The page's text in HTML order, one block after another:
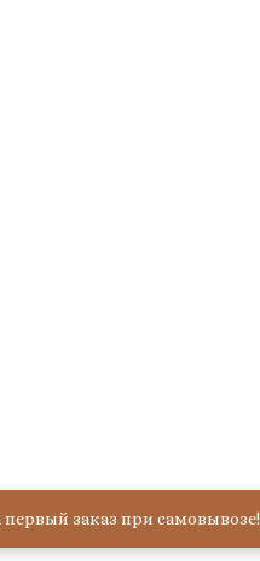
первый заказ при самовывозе!